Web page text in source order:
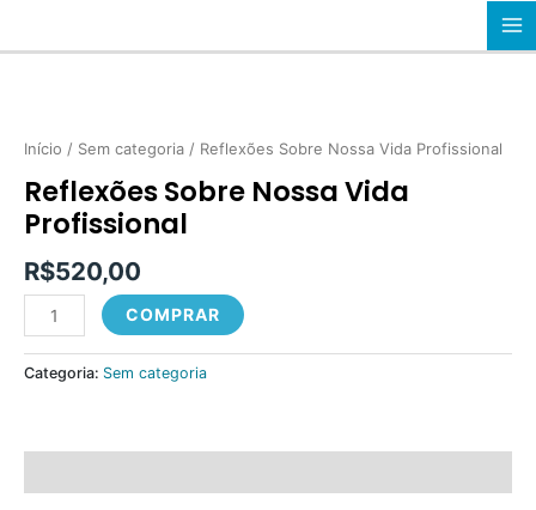
Início / Sem categoria / Reflexões Sobre Nossa Vida Profissional
Reflexões Sobre Nossa Vida
Profissional
R$520,00
Nossa
Profissional
quantidade
COMPRAR
Categoria: Sem categoria